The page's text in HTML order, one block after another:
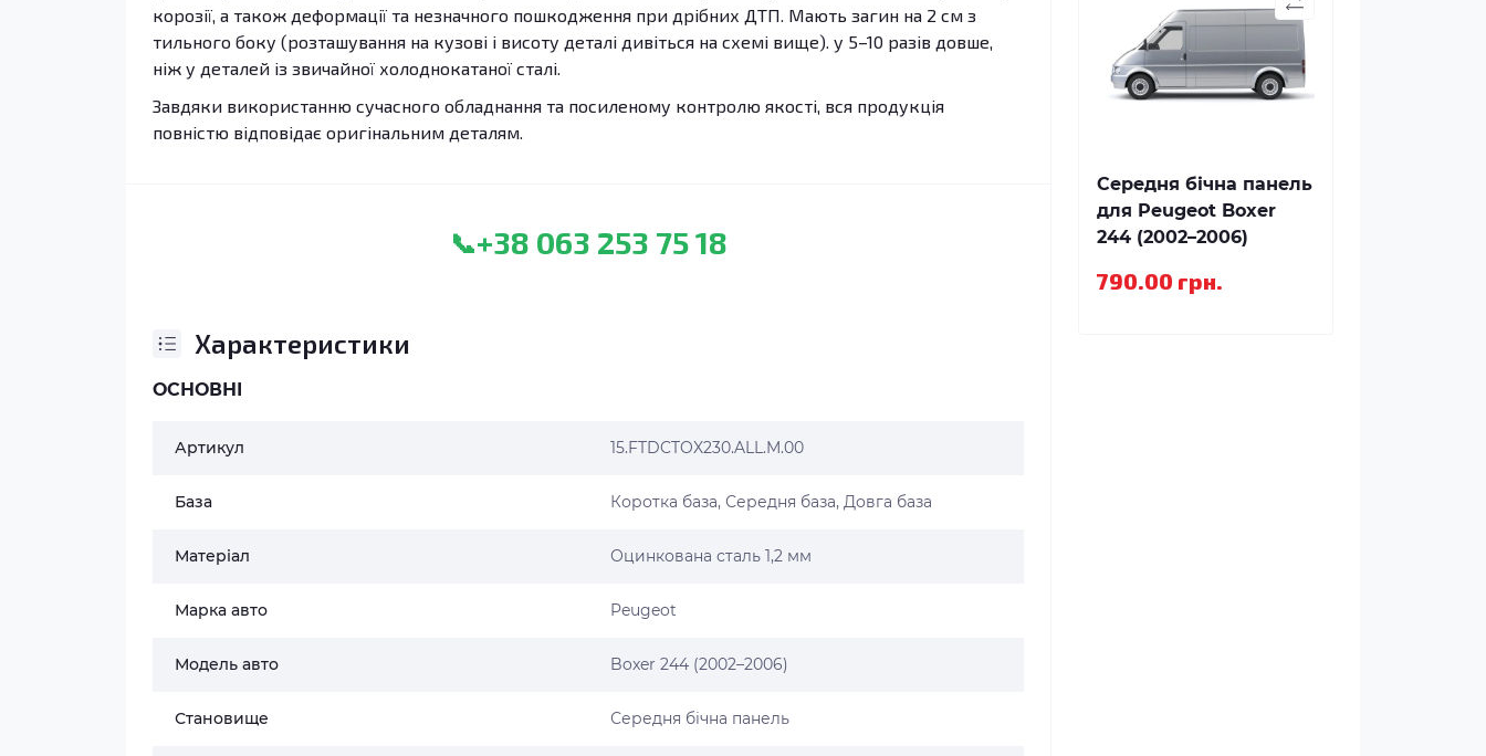
корозії, а також деформації та незначного пошкодження при дрібних ДТП. Мають загин на 2 см з
тильного боку (розташування на кузові і висоту деталі дивіться на схемі вище). у 5–10 разів довше,
ніж у деталей із звичайної холоднокатаної сталі.
Завдяки використанню сучасного обладнання та посиленому контролю якості, вся продукція
повністю відповідає оригінальним деталям.
📞+38 063 253 75 18
Характеристики
ОСНОВНІ
Артикул 15.FTDCTOX230.ALL.M.00
База Коротка база, Середня база, Довга база
Матеріал Оцинкована сталь 1,2 мм
Марка авто Peugeot
Модель авто Boxer 244 (2002–2006)
Становище Середня бічна панель
Середня бічна панель
для Peugeot Boxer
244 (2002–2006)
790.00 грн.